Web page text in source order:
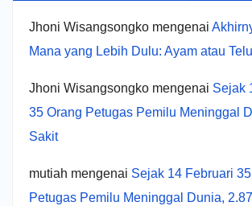
Jhoni Wisangsongko mengenai
Mana yang Lebih Dulu: Ayam atau
Jhoni Wisangsongko mengenai Sejak
35 Orang Petugas Pemilu Meninggal
Sakit
mutiah mengenai Sejak 14 Februari
Petugas Pemilu Meninggal Dunia,